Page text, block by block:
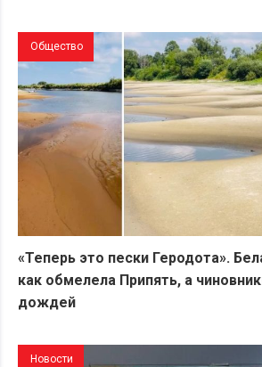
Общество
«Теперь это пески Геродота».
как обмелела Припять, а
дождей
Новости